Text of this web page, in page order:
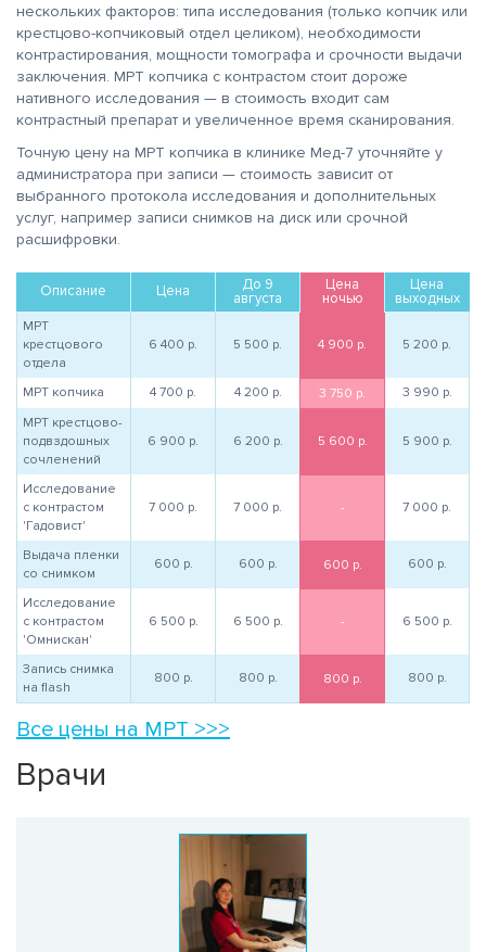
нескольких факторов: типа исследования (только копчик или
крестцово-копчиковый отдел целиком), необходимости
контрастирования, мощности томографа и срочности выдачи
заключения. МРТ копчика с контрастом стоит дороже
нативного исследования — в стоимость входит сам
контрастный препарат и увеличенное время сканирования.
Точную цену на МРТ копчика в клинике Мед-7 уточняйте у
администратора при записи — стоимость зависит от
выбранного протокола исследования и дополнительных
услуг, например записи снимков на диск или срочной
расшифровки.
Описание Цена
До 9
августа
Цена
ночью
Цена
выходных
МРТ
крестцового
отдела
6 400 р. 5 500 р. 4 900 р. 5 200 р.
МРТ копчика 4 700 р. 4 200 р. 3 750 р. 3 990 р.
МРТ крестцово-
подвздошных
сочленений
6 900 р. 6 200 р. 5 600 р. 5 900 р.
Исследование
с контрастом
'Гадовист'
7 000 р. 7 000 р. - 7 000 р.
Выдача пленки
со снимком
600 р. 600 р. 600 р. 600 р.
Исследование
с контрастом
'Омнискан'
6 500 р. 6 500 р. - 6 500 р.
Запись снимка
на flash
800 р. 800 р. 800 р. 800 р.
Все цены на МРТ >>>
Врачи